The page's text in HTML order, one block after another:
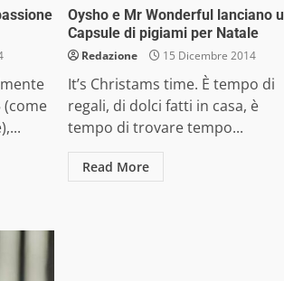
(come
Oysho e Mr Wonderful lanciano
Capsule di pigiami per Natale
Redazione 15 Dicembre 2014
It’s Christams time. È tempo di
regali, di dolci fatti in casa, è
tempo di trovare tempo...
Read More